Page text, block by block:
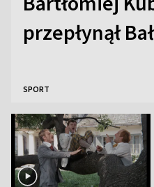
przepłynął
SPORT